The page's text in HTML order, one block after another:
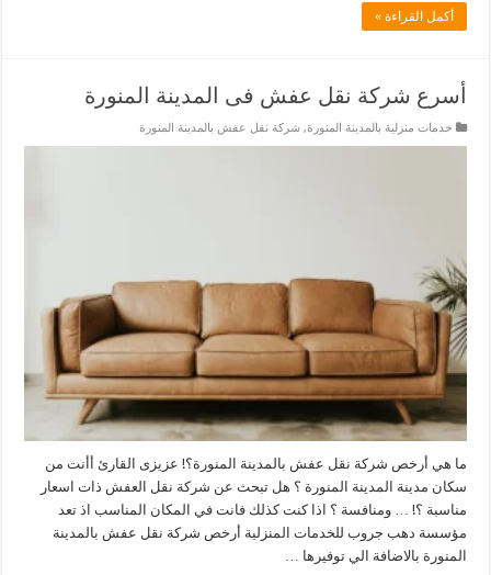
أكمل القراءة »
أسرع شركة نقل عفش فى المدينة المنورة
خدمات منزلية بالمدينة المنورة,شركة نقل عفش بالمدينة المنورة
ما هي أرخص شركة نقل عفش بالمدينة المنورة؟! عزيزى القارئ أأنت من
سكان مدينة المدينة المنورة ؟ هل تبحث عن شركة نقل العفش ذات اسعار
مناسبة ؟! … ومنافسة ؟ اذا كنت كذلك فانت في المكان المناسب اذ تعد
مؤسسة دهب جروب للخدمات المنزلية أرخص شركة نقل عفش بالمدينة
المنورة بالاضافة الي توفيرها …